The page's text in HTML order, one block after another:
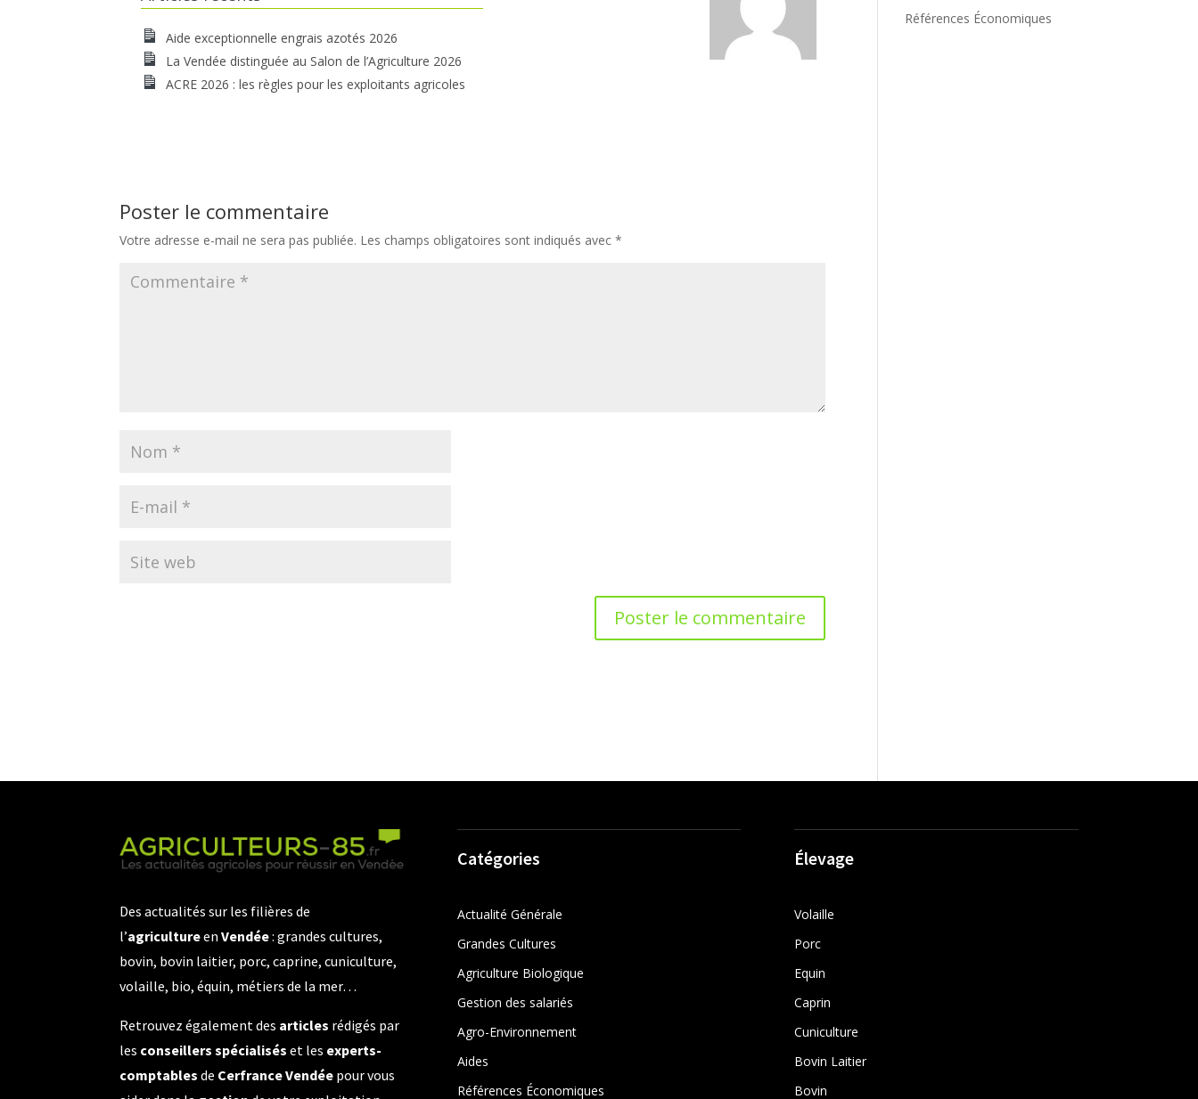
Aide exceptionnelle engrais azotés 2026
La Vendée distinguée au Salon de l’Agriculture 2026
ACRE 2026 : les règles pour les exploitants agricoles
Poster le commentaire
Votre adresse e-mail ne sera pas publiée. Les champs obligatoires sont indiqués avec*
Références Économiques
Des actualités sur les filières de
l’agricultureenVendée: grandes cultures,
bovin, bovin laitier, porc, caprine, cuniculture,
volaille, bio, équin, métiers de la mer…
Retrouvez également des articles rédigés par
les conseillers spécialisés et les experts-
comptables de Cerfrance Vendée pour vous
Catégories
Actualité Générale
Grandes Cultures
Agriculture Biologique
Gestion des salariés
Agro-Environnement
Aides
Références Économiques
Élevage
Volaille
Porc
Equin
Caprin
Cuniculture
Bovin Laitier
Bovin